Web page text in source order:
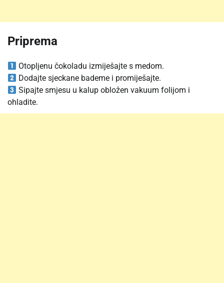
Priprema
Otopljenu čokoladu izmiješajte s medom.
Dodajte sjeckane bademe i promiješajte.
Sipajte smjesu u kalup obložen vakuum folijom i
ohladite.